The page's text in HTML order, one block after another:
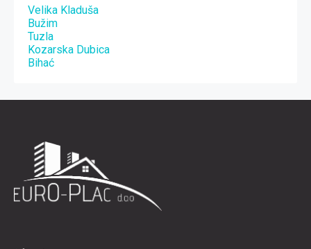
Velika Kladuša
Bužim
Tuzla
Kozarska Dubica
Bihać